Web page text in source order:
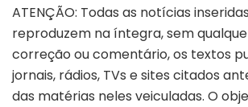
ATENÇÃO: Todas as notícias
reproduzem na íntegra, sem
correção ou comentário, os textos
jornais, rádios, TVs e sites citados
das matérias neles veiculadas. O